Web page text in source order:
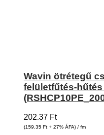
Wavin ötrétegű
felületfűtés-hűtés
202.37 Ft
(159.35 Ft + 27% ÁFA) / fm